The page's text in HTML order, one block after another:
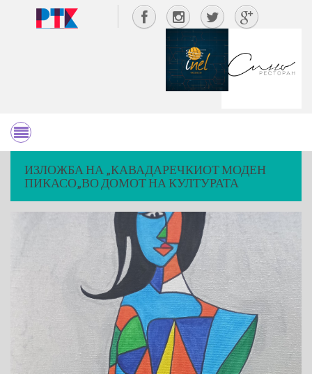
ИЗЛОЖБА НА „КАВАДАРЕЧКИОТ МОДЕН
ПИКАСО„ВО ДОМОТ НА КУЛТУРАТА